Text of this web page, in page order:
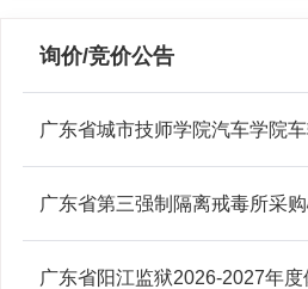
询价/竞价公告
广东省城市技师学院汽车学院
广东省第三强制隔离戒毒所采
广东省阳江监狱2026-2027年